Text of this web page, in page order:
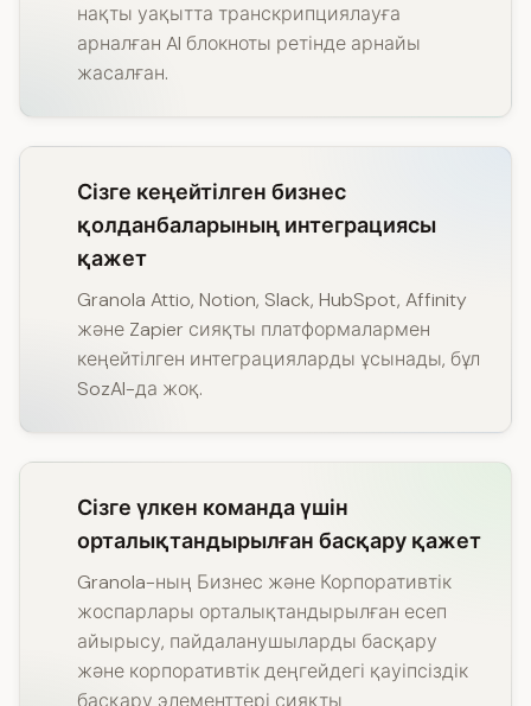
нақты уақытта транскрипциялауға
арналған AI блокноты ретінде арнайы
жасалған.
Сізге кеңейтілген бизнес
қолданбаларының интеграциясы
қажет
Granola Attio, Notion, Slack, HubSpot, Affinity
және Zapier сияқты платформалармен
кеңейтілген интеграцияларды ұсынады, бұл
SozAI-да жоқ.
Сізге үлкен команда үшін
орталықтандырылған басқару қажет
Granola-ның Бизнес және Корпоративтік
жоспарлары орталықтандырылған есеп
айырысу, пайдаланушыларды басқару
және корпоративтік деңгейдегі қауіпсіздік
басқару элементтері сияқты